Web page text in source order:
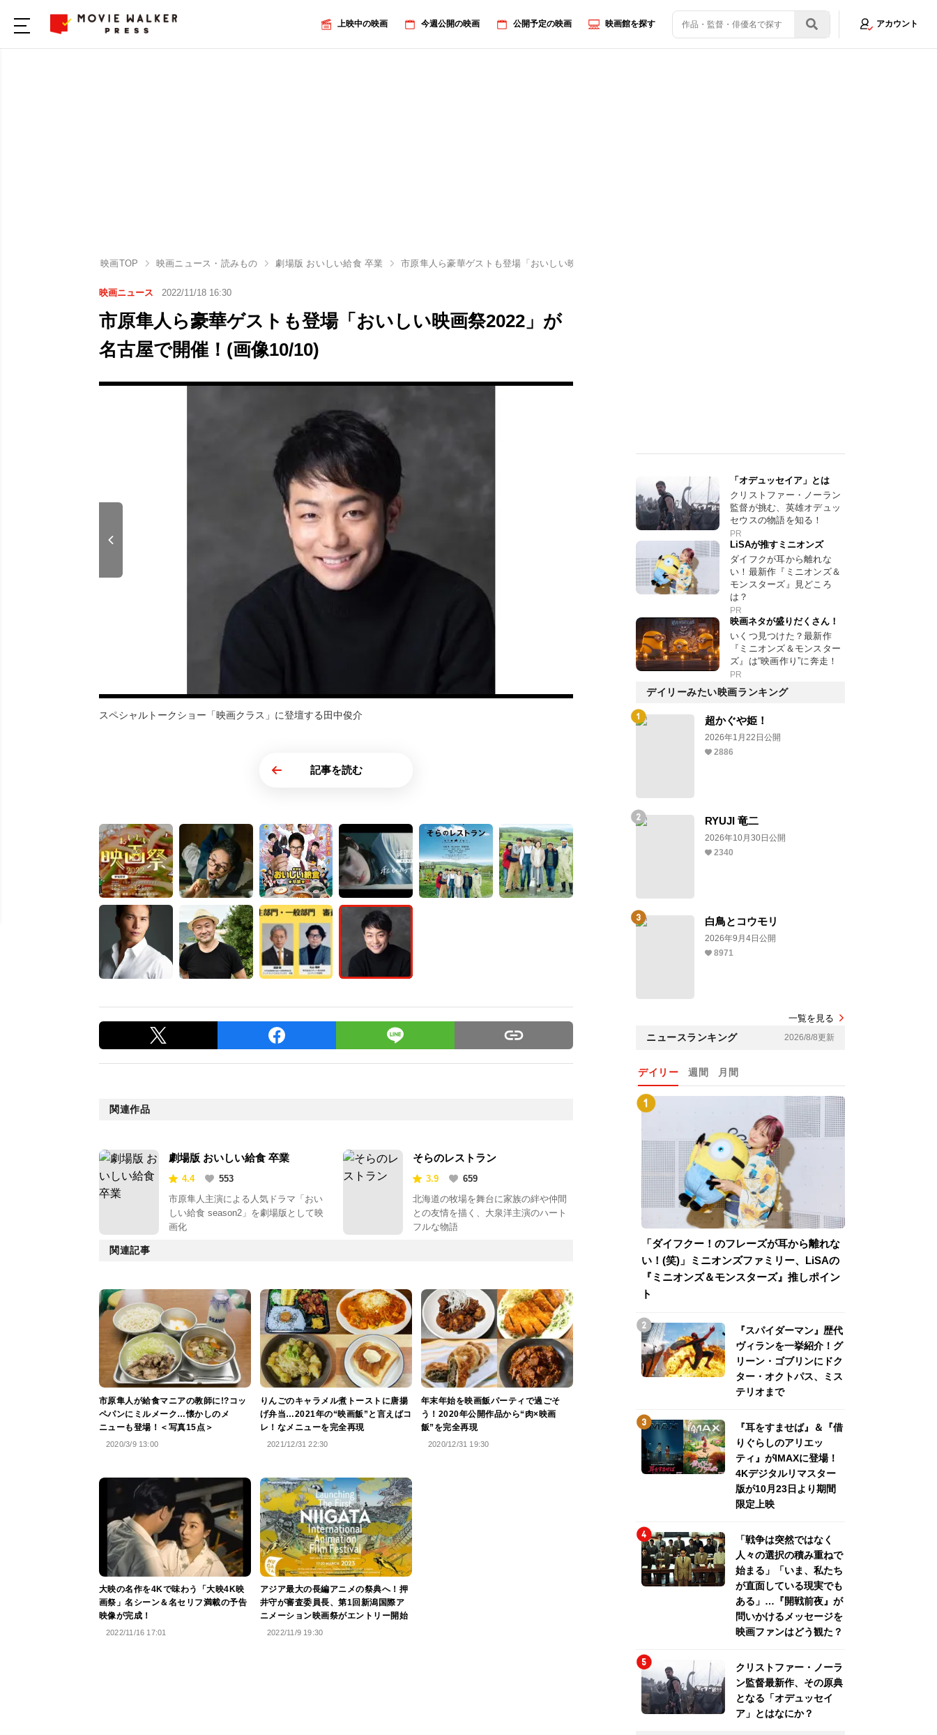
上映中の映画 今週公開の映画 公開予定の映画 映画館を探す アカウント
映画TOP 映画ニュース・読みもの 劇場版 おいしい給食 卒業 市原隼人ら豪華ゲストも登場「おいしい映画祭2022」が名古屋で開催！
映画ニュース 2022/11/18 16:30
市原隼人ら豪華ゲストも登場「おいしい映画祭2022」が
名古屋で開催！(画像10/10)
スペシャルトークショー「映画クラス」に登壇する田中俊介
記事を読む
関連作品
劇場版 おいしい給食 卒業
4.4
553
市原隼人主演による人気ドラマ「おい
しい給食 season2」を劇場版として映
画化
そらのレストラン
3.9
659
北海道の牧場を舞台に家族の絆や仲間
との友情を描く、大泉洋主演のハート
フルな物語
関連記事
市原隼人が給食マニアの教師に!?コッ
ペパンにミルメーク…懐かしのメ
ニューも登場！＜写真15点＞
2020/3/9 13:00
りんごのキャラメル煮トーストに唐揚
げ弁当…2021年の“映画飯”と言えばコ
レ！なメニューを完全再現
2021/12/31 22:30
年末年始を映画飯パーティで過ごそ
う！2020年公開作品から“肉×映画
飯”を完全再現
2020/12/31 19:30
大映の名作を4Kで味わう「大映4K映
画祭」名シーン＆名セリフ満載の予告
映像が完成！
2022/11/16 17:01
アジア最大の長編アニメの祭典へ！押
井守が審査委員長、第1回新潟国際ア
ニメーション映画祭がエントリー開始
2022/11/9 19:30
「オデュッセイア」とは
クリストファー・ノーラン
監督が挑む、英雄オデュッ
セウスの物語を知る！
PR
LiSAが推すミニオンズ
ダイフクが耳から離れな
い！最新作『ミニオンズ＆
モンスターズ』見どころ
は？
PR
映画ネタが盛りだくさん！
いくつ見つけた？最新作
『ミニオンズ＆モンスター
ズ』は“映画作り”に奔走！
PR
デイリーみたい映画ランキング
超かぐや姫！
2026年1月22日公開
2886
RYUJI 竜二
2026年10月30日公開
2340
白鳥とコウモリ
2026年9月4日公開
8971
一覧を見る
ニュースランキング 2026/8/8更新
デイリー 週間 月間
「ダイフクー！のフレーズが耳から離れな
い！(笑)」ミニオンズファミリー、LiSAの
『ミニオンズ＆モンスターズ』推しポイン
ト
『スパイダーマン』歴代
ヴィランを一挙紹介！グ
リーン・ゴブリンにドク
ター・オクトパス、ミス
テリオまで
『耳をすませば』＆『借
りぐらしのアリエッ
ティ』がIMAXに登場！
4Kデジタルリマスター
版が10月23日より期間
限定上映
「戦争は突然ではなく
人々の選択の積み重ねで
始まる」「いま、私たち
が直面している現実でも
ある」…『開戦前夜』が
問いかけるメッセージを
映画ファンはどう観た？
クリストファー・ノーラ
ン監督最新作、その原典
となる「オデュッセイ
ア」とはなにか？